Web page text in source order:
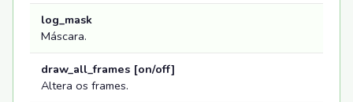
log_mask
Máscara.
draw_all_frames [on/off]
Altera os frames.